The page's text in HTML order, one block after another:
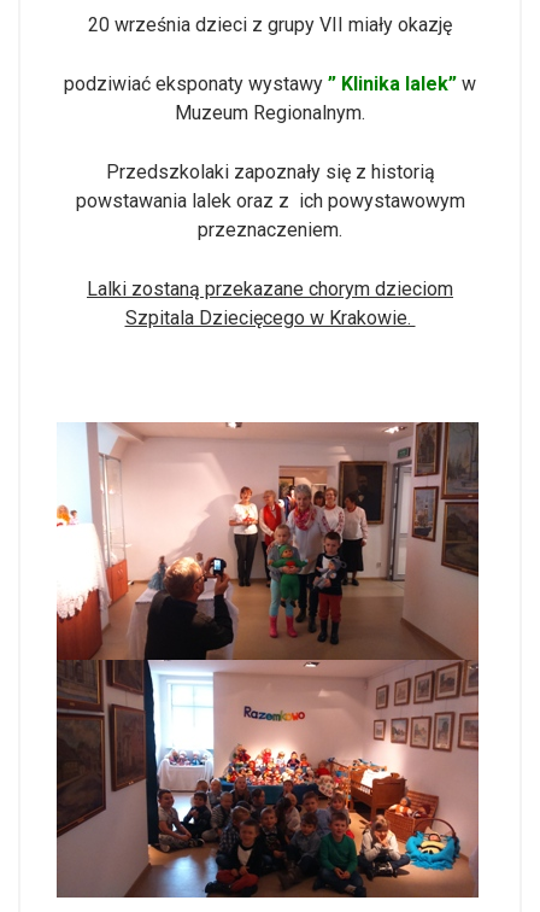
20 września dzieci z grupy VII miały okazję
podziwiać eksponaty wystawy ” Klinika lalek” w
Muzeum Regionalnym.
Przedszkolaki zapoznały się z historią
powstawania lalek oraz z ich powystawowym
przeznaczeniem.
Lalki zostaną przekazane chorym dzieciom
Szpitala Dziecięcego w Krakowie.